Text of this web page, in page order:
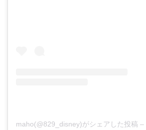
maho(@829_disney)がシェアした投稿 –